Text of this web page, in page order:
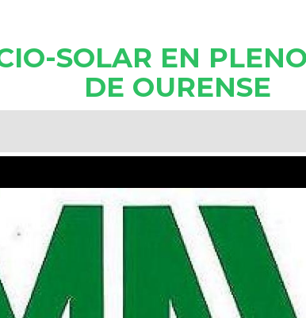
SOLAR EN
DE OURENSE